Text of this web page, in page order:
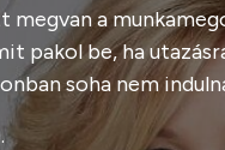
megvan a
pakol be, ha
soha nem